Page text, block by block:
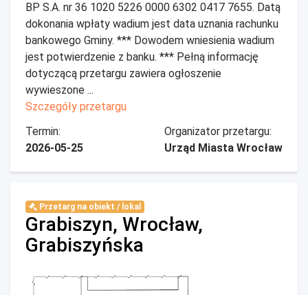
BP S.A. nr 36 1020 5226 0000 6302 0417 7655. Datą
dokonania wpłaty wadium jest data uznania rachunku
bankowego Gminy. *** Dowodem wniesienia wadium
jest potwierdzenie z banku. *** Pełną informację
dotyczącą przetargu zawiera ogłoszenie
wywieszone ...
Szczegóły przetargu
Termin:
2026-05-25
Organizator przetargu:
Urząd Miasta Wrocław
Przetarg na obiekt / lokal
Grabiszyn, Wrocław,
Grabiszyńska